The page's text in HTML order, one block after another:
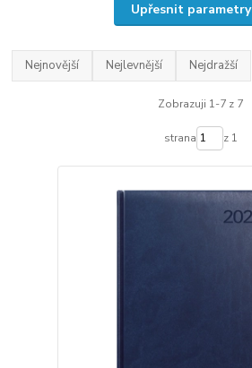
Upřesnit parametry
Nejnovější Nejlevnější Nejdražší
Zobrazuji 1-7 z 7
strana z 1